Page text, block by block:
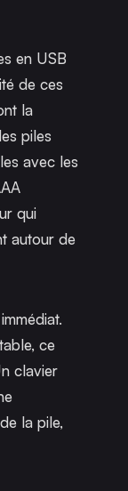
en USB
de ces
la
piles
avec les
qui
autour de
ce
clavier
la pile,